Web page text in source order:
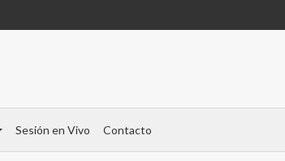
Sesión en Vivo Contacto